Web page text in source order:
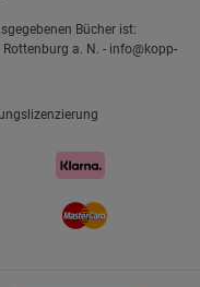
Bücher ist:
a. N. - info@kopp-